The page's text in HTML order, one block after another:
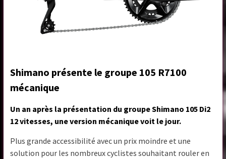
Shimano présente le groupe 105 R7100
mécanique
Un an après la présentation du groupe Shimano 105 Di2
12 vitesses, une version mécanique voit le jour.
Plus grande accessibilité avec un prix moindre et une
solution pour les nombreux cyclistes souhaitant rouler en